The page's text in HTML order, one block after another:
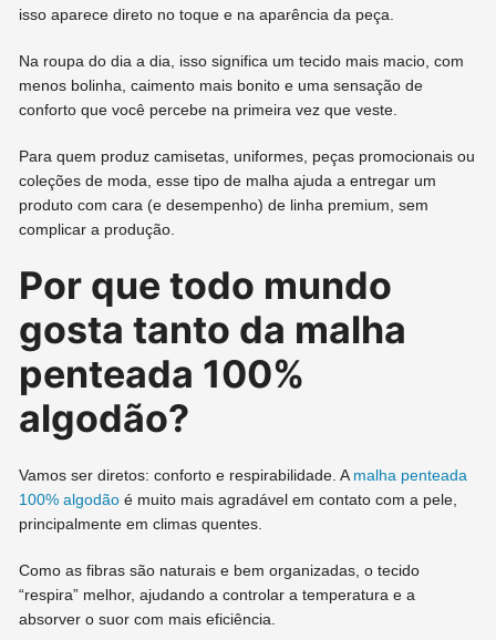
isso aparece direto no toque e na aparência da peça.
Na roupa do dia a dia, isso significa um tecido mais macio, com
menos bolinha, caimento mais bonito e uma sensação de
conforto que você percebe na primeira vez que veste.
Para quem produz camisetas, uniformes, peças promocionais ou
coleções de moda, esse tipo de malha ajuda a entregar um
produto com cara (e desempenho) de linha premium, sem
complicar a produção.
Por que todo mundo
gosta tanto da malha
penteada 100%
algodão?
Vamos ser diretos: conforto e respirabilidade. A malha penteada
100% algodão é muito mais agradável em contato com a pele,
principalmente em climas quentes.
Como as fibras são naturais e bem organizadas, o tecido
“respira” melhor, ajudando a controlar a temperatura e a
absorver o suor com mais eficiência.